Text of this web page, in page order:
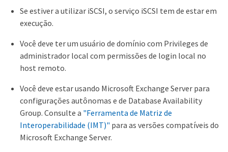
Se estiver a utilizar iSCSI, o serviço iSCSI tem de estar em
execução.
Você deve ter um usuário de domínio com Privileges de
administrador local com permissões de login local no
host remoto.
Você deve estar usando Microsoft Exchange Server para
configurações autônomas e de Database Availability
Group. Consulte a "Ferramenta de Matriz de
Interoperabilidade (IMT)" para as versões compatíveis do
Microsoft Exchange Server.